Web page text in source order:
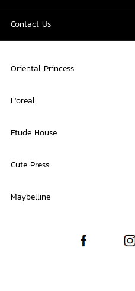
Contact Us
Oriental Princess
L'oreal
Etude House
Cute Press
Maybelline